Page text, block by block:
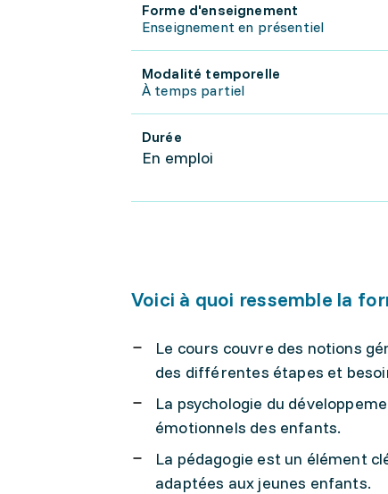
Forme d'enseignement
Enseignement en présentiel
Modalité temporelle
À temps partiel
Durée
En emploi
Voici à quoi ressemble la
Le cours couvre des notions
des différentes étapes et
La psychologie du
émotionnels des enfants.
La pédagogie est un élément
adaptées aux jeunes enfants.